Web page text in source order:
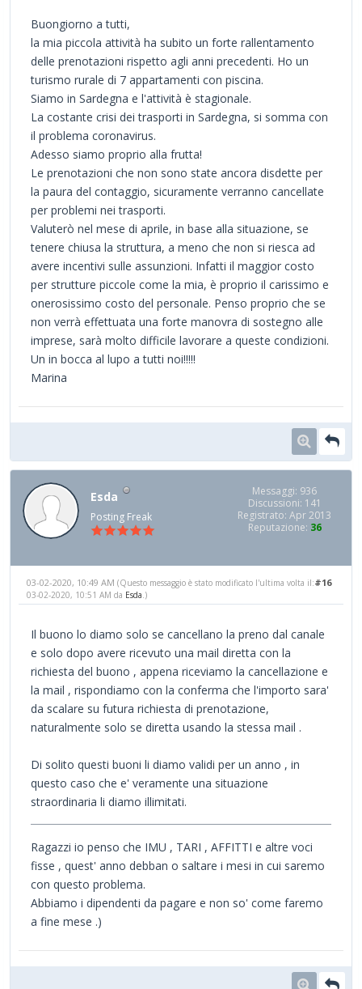
Buongiorno a tutti,
la mia piccola attività ha subito un forte rallentamento
delle prenotazioni rispetto agli anni precedenti. Ho un
turismo rurale di 7 appartamenti con piscina.
Siamo in Sardegna e l'attività è stagionale.
La costante crisi dei trasporti in Sardegna, si somma con
il problema coronavirus.
Adesso siamo proprio alla frutta!
Le prenotazioni che non sono state ancora disdette per
la paura del contaggio, sicuramente verranno cancellate
per problemi nei trasporti.
Valuterò nel mese di aprile, in base alla situazione, se
tenere chiusa la struttura, a meno che non si riesca ad
avere incentivi sulle assunzioni. Infatti il maggior costo
per strutture piccole come la mia, è proprio il carissimo e
onerosissimo costo del personale. Penso proprio che se
non verrà effettuata una forte manovra di sostegno alle
imprese, sarà molto difficile lavorare a queste condizioni.
Un in bocca al lupo a tutti noi!!!!!
Marina
Esda
Posting Freak
Messaggi: 936
Discussioni: 141
Registrato: Apr 2013
Reputazione: 36
#16
03-02-2020, 10:49 AM (Questo messaggio è stato modificato l'ultima volta il:
03-02-2020, 10:51 AM da Esda.)
Il buono lo diamo solo se cancellano la preno dal canale
e solo dopo avere ricevuto una mail diretta con la
richiesta del buono , appena riceviamo la cancellazione e
la mail , rispondiamo con la conferma che l'importo sara'
da scalare su futura richiesta di prenotazione,
naturalmente solo se diretta usando la stessa mail .
Di solito questi buoni li diamo validi per un anno , in
questo caso che e' veramente una situazione
straordinaria li diamo illimitati.
Ragazzi io penso che IMU , TARI , AFFITTI e altre voci
fisse , quest' anno debban o saltare i mesi in cui saremo
con questo problema.
Abbiamo i dipendenti da pagare e non so' come faremo
a fine mese .)